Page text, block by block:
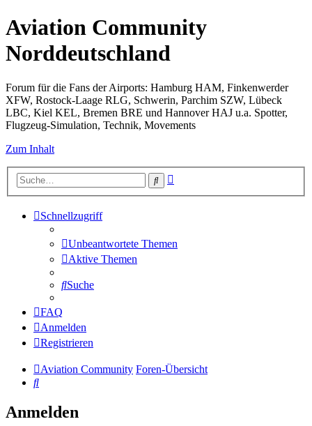
Aviation Community
Norddeutschland
Forum für die Fans der Airports: Hamburg HAM, Finkenwerder
XFW, Rostock-Laage RLG, Schwerin, Parchim SZW, Lübeck
LBC, Kiel KEL, Bremen BRE und Hannover HAJ u.a. Spotter,
Flugzeug-Simulation, Technik, Movements
Zum Inhalt
Suche
Schnellzugriff
Unbeantwortete Themen
Aktive Themen
Suche
FAQ
Anmelden
Registrieren
Aviation Community Foren-Übersicht
Suche
Anmelden